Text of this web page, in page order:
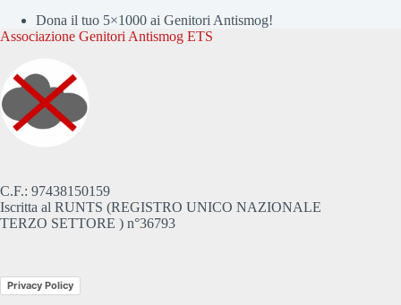
Dona il tuo 5×1000 ai Genitori Antismog!
Associazione Genitori Antismog ETS
C.F.: 97438150159
Iscritta al RUNTS (REGISTRO UNICO NAZIONALE
TERZO SETTORE ) n°36793
Privacy Policy